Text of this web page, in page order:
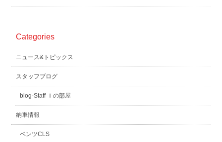
Categories
ニュース&トピックス
スタッフブログ
blog-Staff Ｉの部屋
納車情報
ベンツCLS